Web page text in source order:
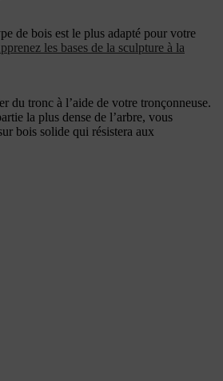
de bois est le plus adapté pour votre
les bases de la sculpture à la
du tronc à l’aide de votre tronçonneuse.
la plus dense de l’arbre, vous
bois solide qui résistera aux